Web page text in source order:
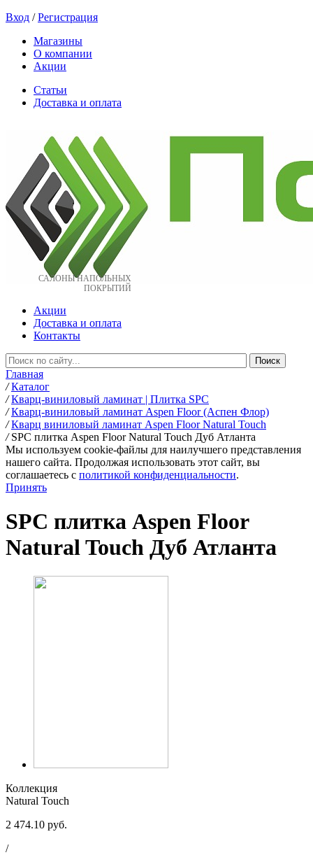
Вход /Регистрация
Магазины
О компании
Акции
Статьи
Доставка и оплата
САЛОНЫ НАПОЛЬНЫХ
ПОКРЫТИЙ
Акции
Доставка и оплата
Контакты
Главная
/ Каталог
/ Кварц-виниловый ламинат | Плитка SPC
/ Кварц-виниловый ламинат Aspen Floor (Аспен Флор)
/ Кварц виниловый ламинат Aspen Floor Natural Touch
/ SPC плитка Aspen Floor Natural Touch Дуб Атланта
Мы используем cookie-файлы для наилучшего представления
нашего сайта. Продолжая использовать этот сайт, вы
соглашаетесь c политикой конфиденциальности.
Принять
SPC плитка Aspen Floor
Natural Touch Дуб Атланта
Коллекция
Natural Touch
2 474.10 руб.
/